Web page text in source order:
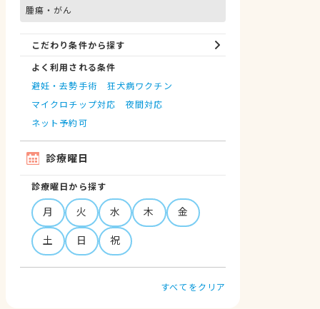
腫瘍・がん
こだわり条件から探す
よく利用される条件
避妊・去勢手術
狂犬病ワクチン
マイクロチップ対応
夜間対応
ネット予約可
診療曜日
診療曜日から探す
月 火 水 木
金
土
日 祝
すべてをクリア